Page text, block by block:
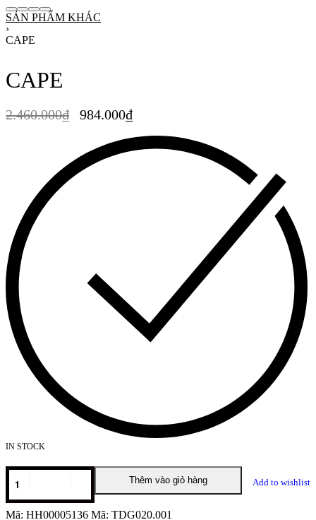
SẢN PHẨM KHÁC
›
CAPE
CAPE
2.460.000₫ 984.000₫
IN STOCK
Thêm vào giỏ hàng Add to wishlist
Mã: HH00005136 Mã: TDG020.001